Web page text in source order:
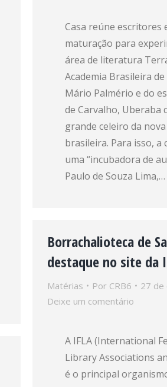
Casa reúne escritores
maturação para
área de literatura
Academia Brasileira
Mário Palmério e do
de Carvalho, Uberaba
grande celeiro da
brasileira. Para isso, a
uma “incubadora de
Paulo de Souza Lima,…
Borrachalioteca de
destaque no site da
Matérias Por CRB6
27 de
Deixe um comentário
A IFLA (International
Library Associations
é o principal